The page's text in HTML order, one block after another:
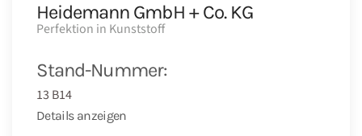
Heidemann GmbH + Co. KG
Perfektion in Kunststoff
Stand-Nummer:
13 B14
Details anzeigen